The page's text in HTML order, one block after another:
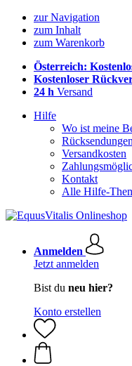
zur Navigation
zum Inhalt
zum Warenkorb
Österreich:
Kostenloser
24 h Versand
Hilfe
Wo ist meine
Rücksendungen
Versandkosten
Kontakt
Alle Hilfe-
Anmelden
Jetzt anmelden
Bist du neu hier?
Konto erstellen